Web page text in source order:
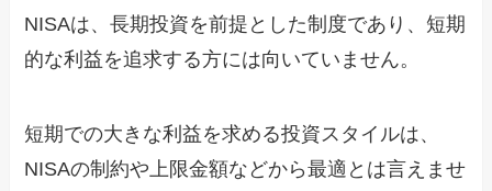
NISAは、長期投資を前提とした制度であり、短期
的な利益を追求する方には向いていません。
短期での大きな利益を求める投資スタイルは、
NISAの制約や上限金額などから最適とは言えませ